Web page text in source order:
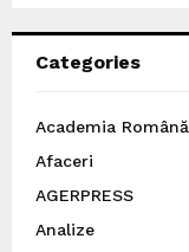
Categories
Academia Română
Afaceri
AGERPRESS
Analize